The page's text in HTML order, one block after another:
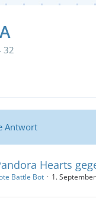
32
Antwort
Hearts
Battle Bot 1.